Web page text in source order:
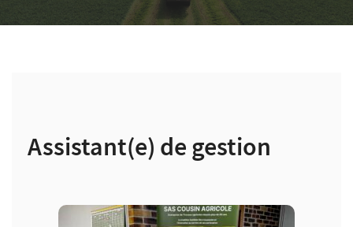
Assistant(e) de gestion